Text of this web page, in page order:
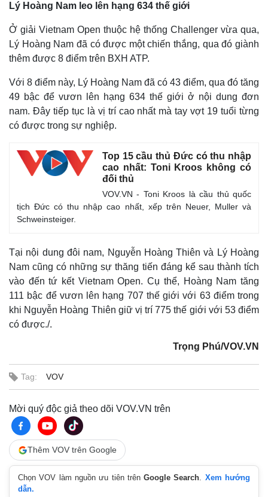
Cuộc sống đó đây
Hồ sơ
Ảnh
Infographic
Lý Hoàng Nam leo lên hạng 634 thế giới
Ở giải Vietnam Open thuộc hệ thống Challenger vừa qua,
Lý Hoàng Nam đã có được một chiến thắng, qua đó giành
thêm được 8 điểm trên BXH ATP.
Với 8 điểm này, Lý Hoàng Nam đã có 43 điểm, qua đó tăng
49 bậc để vươn lên hạng 634 thế giới ở nội dung đơn
nam. Đây tiếp tục là vị trí cao nhất mà tay vợt 19 tuổi từng
có được trong sự nghiệp.
Top 15 cầu thủ Đức có thu nhập
cao nhất: Toni Kroos không có
đối thủ
VOV.VN - Toni Kroos là cầu thủ quốc
tịch Đức có thu nhập cao nhất, xếp trên Neuer, Muller và
Schweinsteiger.
Tại nội dung đôi nam, Nguyễn Hoàng Thiên và Lý Hoàng
Nam cũng có những sự thăng tiến đáng kể sau thành tích
vào đến tứ kết Vietnam Open. Cụ thể, Hoàng Nam tăng
111 bậc để vươn lên hạng 707 thế giới với 63 điểm trong
khi Nguyễn Hoàng Thiên giữ vị trí 775 thế giới với 53 điểm
có được./.
Trọng Phú/VOV.VN
Tag: VOV
Mời quý độc giả theo dõi VOV.VN trên
Thêm VOV trên Google
Chọn VOV làm nguồn ưu tiên trênGoogle Search. Xem hướng
dẫn.